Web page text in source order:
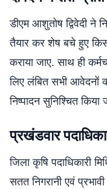
डीएम आशुतोष द्विवेदी ने
तैयार कर शेष बचे हुए
कराया जाए. साथ ही
लिए लंबित सभी आवेदनों
निष्पादन सुनिश्चित किया
प्रखंडवार
जिला कृषि पदाधिकारी
सतत निगरानी एवं